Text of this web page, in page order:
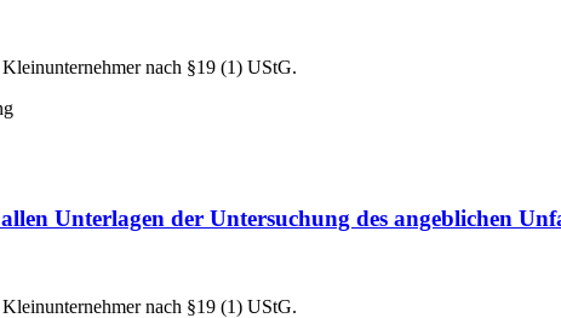
nach §19 (1) UStG.
Unterlagen der Untersuchung des angeblichen
nach §19 (1) UStG.